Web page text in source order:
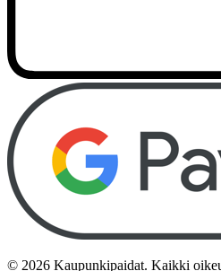
© 2026 Kaupunkipaidat. Kaikki